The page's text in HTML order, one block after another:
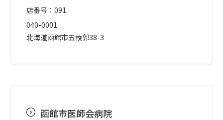
店番号：091
040-0001
北海道函館市五稜郭38-3
函館市医師会病院